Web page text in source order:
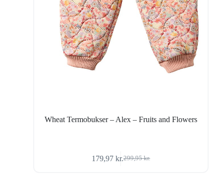
Wheat Termobukser – Alex – Fruits and Flowers
299,95kr.
Den
179,97 kr.Den